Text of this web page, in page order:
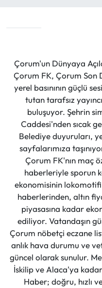
Çorum'un Dünyaya
Çorum FK, Çorum Son
yerel basınının güçlü
tutan tarafsız
buluşuyor. Şehrin
Caddesi'nden sıcak
Belediye duyuruları,
sayfalarımıza
Çorum FK'nın maç
haberleriyle sporun
ekonomisinin
haberlerinden, altın
piyasasına kadar
ediliyor. Vatandaşın
Çorum nöbetçi eczane
anlık hava durumu ve
güncel olarak sunulur.
İskilip ve Alaca'ya
Haber; doğru, hızlı